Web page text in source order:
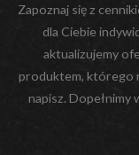
Zapoznaj się z
dla Ciebie
aktualizujemy
produktem, którego
napisz. Dopełnimy